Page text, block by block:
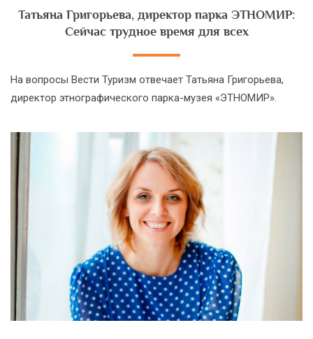
Татьяна Григорьева, директор парка ЭТНОМИР:
Сейчас трудное время для всех
На вопросы Вести Туризм отвечает Татьяна Григорьева,
директор этнографического парка-музея «ЭТНОМИР».